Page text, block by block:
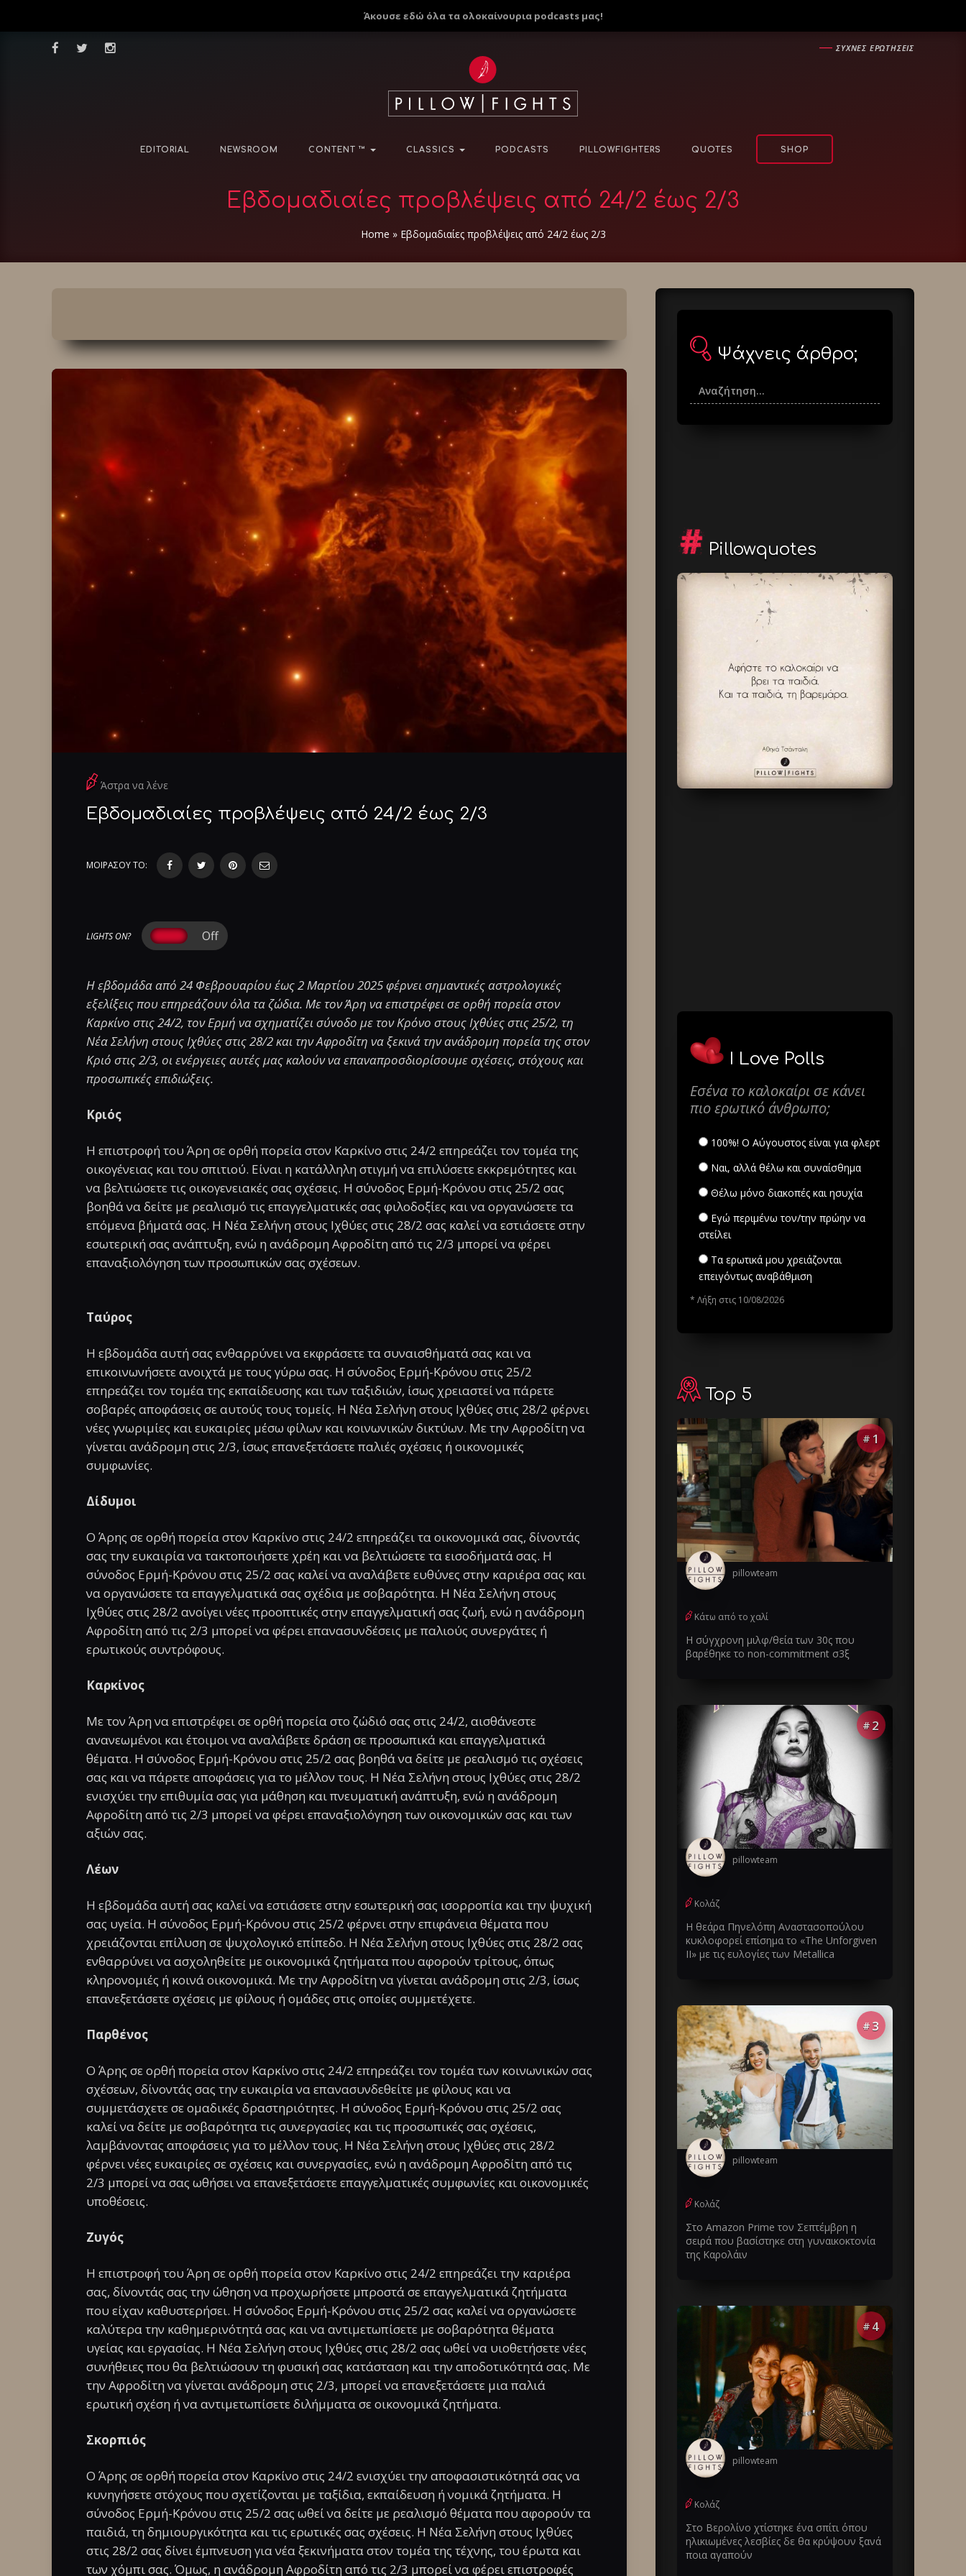
Άκουσε εδώ όλα τα ολοκαίνουρια podcasts μας!
―ΣΥΧΝΕΣ ΕΡΩΤΗΣΕΙΣ
EDITORIAL NEWSROOM CONTENT ™ CLASSICS PODCASTS PILLOWFIGHTERS QUOTES SHOP
Εβδομαδιαίες προβλέψεις από 24/2 έως 2/3
Home » Εβδομαδιαίες προβλέψεις από 24/2 έως 2/3
Άστρα να λένε
Εβδομαδιαίες προβλέψεις από 24/2 έως 2/3
ΜΟΙΡΑΣΟΥ ΤΟ:
LIGHTS ON?
Η εβδομάδα από 24 Φεβρουαρίου έως 2 Μαρτίου 2025 φέρνει σημαντικές αστρολογικές
εξελίξεις που επηρεάζουν όλα τα ζώδια. Με τον Άρη να επιστρέφει σε ορθή πορεία στον
Καρκίνο στις 24/2, τον Ερμή να σχηματίζει σύνοδο με τον Κρόνο στους Ιχθύες στις 25/2, τη
Νέα Σελήνη στους Ιχθύες στις 28/2 και την Αφροδίτη να ξεκινά την ανάδρομη πορεία της στον
Κριό στις 2/3, οι ενέργειες αυτές μας καλούν να επαναπροσδιορίσουμε σχέσεις, στόχους και
προσωπικές επιδιώξεις.
Κριός
Η επιστροφή του Άρη σε ορθή πορεία στον Καρκίνο στις 24/2 επηρεάζει τον τομέα της
οικογένειας και του σπιτιού. Είναι η κατάλληλη στιγμή να επιλύσετε εκκρεμότητες και
να βελτιώσετε τις οικογενειακές σας σχέσεις. Η σύνοδος Ερμή-Κρόνου στις 25/2 σας
βοηθά να δείτε με ρεαλισμό τις επαγγελματικές σας φιλοδοξίες και να οργανώσετε τα
επόμενα βήματά σας. Η Νέα Σελήνη στους Ιχθύες στις 28/2 σας καλεί να εστιάσετε στην
εσωτερική σας ανάπτυξη, ενώ η ανάδρομη Αφροδίτη από τις 2/3 μπορεί να φέρει
επαναξιολόγηση των προσωπικών σας σχέσεων.
Ταύρος
Η εβδομάδα αυτή σας ενθαρρύνει να εκφράσετε τα συναισθήματά σας και να
επικοινωνήσετε ανοιχτά με τους γύρω σας. Η σύνοδος Ερμή-Κρόνου στις 25/2
επηρεάζει τον τομέα της εκπαίδευσης και των ταξιδιών, ίσως χρειαστεί να πάρετε
σοβαρές αποφάσεις σε αυτούς τους τομείς. Η Νέα Σελήνη στους Ιχθύες στις 28/2 φέρνει
νέες γνωριμίες και ευκαιρίες μέσω φίλων και κοινωνικών δικτύων. Με την Αφροδίτη να
γίνεται ανάδρομη στις 2/3, ίσως επανεξετάσετε παλιές σχέσεις ή οικονομικές
συμφωνίες.
Δίδυμοι
Ο Άρης σε ορθή πορεία στον Καρκίνο στις 24/2 επηρεάζει τα οικονομικά σας, δίνοντάς
σας την ευκαιρία να τακτοποιήσετε χρέη και να βελτιώσετε τα εισοδήματά σας. Η
σύνοδος Ερμή-Κρόνου στις 25/2 σας καλεί να αναλάβετε ευθύνες στην καριέρα σας και
να οργανώσετε τα επαγγελματικά σας σχέδια με σοβαρότητα. Η Νέα Σελήνη στους
Ιχθύες στις 28/2 ανοίγει νέες προοπτικές στην επαγγελματική σας ζωή, ενώ η ανάδρομη
Αφροδίτη από τις 2/3 μπορεί να φέρει επανασυνδέσεις με παλιούς συνεργάτες ή
ερωτικούς συντρόφους.
Καρκίνος
Με τον Άρη να επιστρέφει σε ορθή πορεία στο ζώδιό σας στις 24/2, αισθάνεστε
ανανεωμένοι και έτοιμοι να αναλάβετε δράση σε προσωπικά και επαγγελματικά
θέματα. Η σύνοδος Ερμή-Κρόνου στις 25/2 σας βοηθά να δείτε με ρεαλισμό τις σχέσεις
σας και να πάρετε αποφάσεις για το μέλλον τους. Η Νέα Σελήνη στους Ιχθύες στις 28/2
ενισχύει την επιθυμία σας για μάθηση και πνευματική ανάπτυξη, ενώ η ανάδρομη
Αφροδίτη από τις 2/3 μπορεί να φέρει επαναξιολόγηση των οικονομικών σας και των
αξιών σας.
Λέων
Η εβδομάδα αυτή σας καλεί να εστιάσετε στην εσωτερική σας ισορροπία και την ψυχική
σας υγεία. Η σύνοδος Ερμή-Κρόνου στις 25/2 φέρνει στην επιφάνεια θέματα που
χρειάζονται επίλυση σε ψυχολογικό επίπεδο. Η Νέα Σελήνη στους Ιχθύες στις 28/2 σας
ενθαρρύνει να ασχοληθείτε με οικονομικά ζητήματα που αφορούν τρίτους, όπως
κληρονομιές ή κοινά οικονομικά. Με την Αφροδίτη να γίνεται ανάδρομη στις 2/3, ίσως
επανεξετάσετε σχέσεις με φίλους ή ομάδες στις οποίες συμμετέχετε.
Παρθένος
Ο Άρης σε ορθή πορεία στον Καρκίνο στις 24/2 επηρεάζει τον τομέα των κοινωνικών σας
σχέσεων, δίνοντάς σας την ευκαιρία να επανασυνδεθείτε με φίλους και να
συμμετάσχετε σε ομαδικές δραστηριότητες. Η σύνοδος Ερμή-Κρόνου στις 25/2 σας
καλεί να δείτε με σοβαρότητα τις συνεργασίες και τις προσωπικές σας σχέσεις,
λαμβάνοντας αποφάσεις για το μέλλον τους. Η Νέα Σελήνη στους Ιχθύες στις 28/2
φέρνει νέες ευκαιρίες σε σχέσεις και συνεργασίες, ενώ η ανάδρομη Αφροδίτη από τις
2/3 μπορεί να σας ωθήσει να επανεξετάσετε επαγγελματικές συμφωνίες και οικονομικές
υποθέσεις.
Ζυγός
Η επιστροφή του Άρη σε ορθή πορεία στον Καρκίνο στις 24/2 επηρεάζει την καριέρα
σας, δίνοντάς σας την ώθηση να προχωρήσετε μπροστά σε επαγγελματικά ζητήματα
που είχαν καθυστερήσει. Η σύνοδος Ερμή-Κρόνου στις 25/2 σας καλεί να οργανώσετε
καλύτερα την καθημερινότητά σας και να αντιμετωπίσετε με σοβαρότητα θέματα
υγείας και εργασίας. Η Νέα Σελήνη στους Ιχθύες στις 28/2 σας ωθεί να υιοθετήσετε νέες
συνήθειες που θα βελτιώσουν τη φυσική σας κατάσταση και την αποδοτικότητά σας. Με
την Αφροδίτη να γίνεται ανάδρομη στις 2/3, μπορεί να επανεξετάσετε μια παλιά
ερωτική σχέση ή να αντιμετωπίσετε διλήμματα σε οικονομικά ζητήματα.
Σκορπιός
Ο Άρης σε ορθή πορεία στον Καρκίνο στις 24/2 ενισχύει την αποφασιστικότητά σας να
κυνηγήσετε στόχους που σχετίζονται με ταξίδια, εκπαίδευση ή νομικά ζητήματα. Η
σύνοδος Ερμή-Κρόνου στις 25/2 σας ωθεί να δείτε με ρεαλισμό θέματα που αφορούν τα
παιδιά, τη δημιουργικότητα και τις ερωτικές σας σχέσεις. Η Νέα Σελήνη στους Ιχθύες
στις 28/2 σας δίνει έμπνευση για νέα ξεκινήματα στον τομέα της τέχνης, του έρωτα και
των χόμπι σας. Όμως, η ανάδρομη Αφροδίτη από τις 2/3 μπορεί να φέρει επιστροφές
Ψάχνεις άρθρο;
Pillowquotes
I Love Polls
Εσένα το καλοκαίρι σε κάνει
πιο ερωτικό άνθρωπο;
100%! Ο Αύγουστος είναι για φλερτ
Ναι, αλλά θέλω και συναίσθημα
Θέλω μόνο διακοπές και ησυχία
Εγώ περιμένω τον/την πρώην να
στείλει
Τα ερωτικά μου χρειάζονται
επειγόντως αναβάθμιση
* Λήξη στις 10/08/2026
Top 5
# 1
pillowteam
Κάτω από το χαλί
Η σύγχρονη μιλφ/θεία των 30ς που
βαρέθηκε το non-commitment σ3ξ
# 2
pillowteam
Κολάζ
Η θεάρα Πηνελόπη Αναστασοπούλου
κυκλοφορεί επίσημα το «The Unforgiven
II» με τις ευλογίες των Metallica
# 3
pillowteam
Κολάζ
Στο Amazon Prime τον Σεπτέμβρη η
σειρά που βασίστηκε στη γυναικοκτονία
της Καρολάιν
# 4
pillowteam
Κολάζ
Στο Βερολίνο χτίστηκε ένα σπίτι όπου
ηλικιωμένες λεσβίες δε θα κρύψουν ξανά
ποια αγαπούν